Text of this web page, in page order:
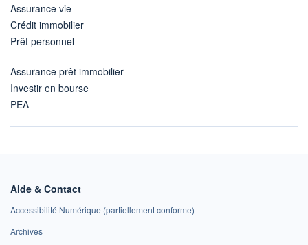
Assurance vie
Crédit immobilier
Prêt personnel
Assurance prêt immobilier
Investir en bourse
PEA
Aide & Contact
Accessibilité Numérique (partiellement conforme)
Archives